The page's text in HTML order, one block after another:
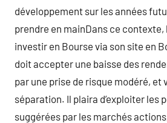
développement sur les années
prendre en mainDans ce contexte,
investir en Bourse via son site en
doit accepter une baisse des
par une prise de risque modéré, et
séparation. Il plaira d’exploiter les
suggérées par les marchés